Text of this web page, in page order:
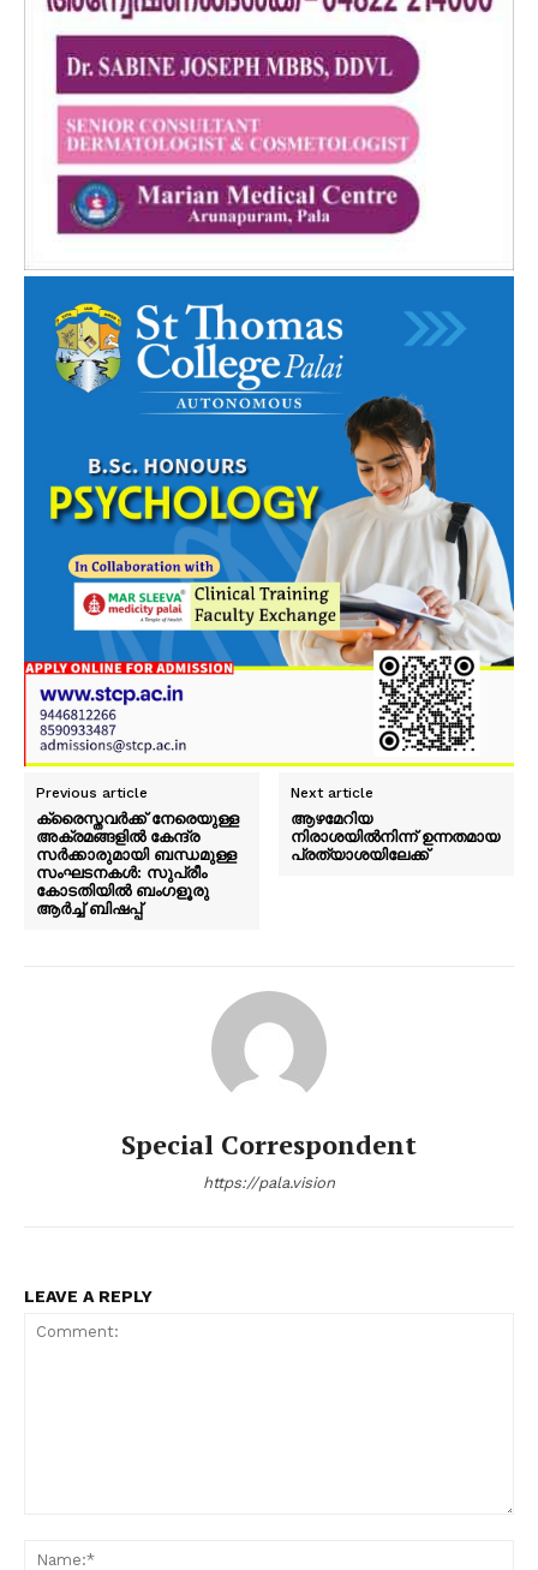
Previous article
ക്രൈസ്തവര്‍ക്ക് നേരെയുള്ള
അക്രമങ്ങളില്‍ കേന്ദ്ര
സർക്കാരുമായി ബന്ധമുള്ള
സംഘടനകള്‍: സുപ്രീം
കോടതിയില്‍ ബംഗളൂരു
ആർച്ച് ബിഷപ്പ്
Next article
ആഴമേറിയ
നിരാശയിൽനിന്ന് ഉന്നതമായ
പ്രത്യാശയിലേക്ക്
Special Correspondent
https://pala.vision
LEAVE A REPLY